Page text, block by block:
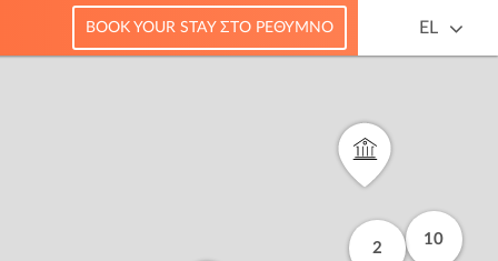
EL
BOOK YOUR STAY ΣΤΟ ΡΈΘΥΜΝΟ
2
10